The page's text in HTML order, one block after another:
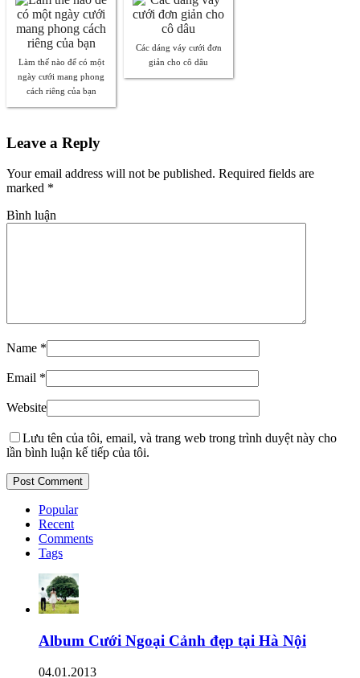
Làm thế nào để có một
ngày cưới mang phong
cách riêng của bạn
Các dáng váy cưới đơn
giản cho cô dâu
Leave a Reply
Your email address will not be published. Required fields are
marked *
Bình luận
Name *
Email *
Website
Lưu tên của tôi, email, và trang web trong trình duyệt này cho
lần bình luận kế tiếp của tôi.
Popular
Recent
Comments
Tags
Album Cưới Ngoại Cảnh đẹp tại Hà Nội
04.01.2013